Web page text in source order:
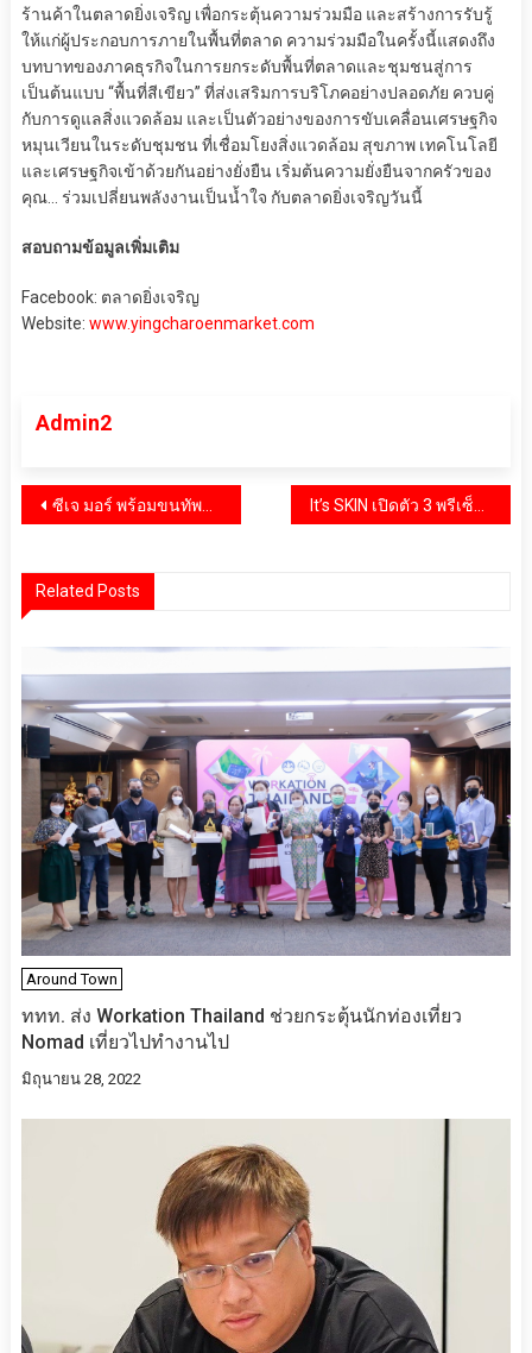
ร้านค้าในตลาดยิ่งเจริญ เพื่อกระตุ้นความร่วมมือ และสร้างการรับรู้
ให้แก่ผู้ประกอบการภายในพื้นที่ตลาด ความร่วมมือในครั้งนี้แสดงถึง
บทบาทของภาคธุรกิจในการยกระดับพื้นที่ตลาดและชุมชนสู่การ
เป็นต้นแบบ “พื้นที่สีเขียว” ที่ส่งเสริมการบริโภคอย่างปลอดภัย ควบคู่
กับการดูแลสิ่งแวดล้อม และเป็นตัวอย่างของการขับเคลื่อนเศรษฐกิจ
หมุนเวียนในระดับชุมชน ที่เชื่อมโยงสิ่งแวดล้อม สุขภาพ เทคโนโลยี
และเศรษฐกิจเข้าด้วยกันอย่างยั่งยืน เริ่มต้นความยั่งยืนจากครัวของ
คุณ… ร่วมเปลี่ยนพลังงานเป็นน้ำใจ กับตลาดยิ่งเจริญวันนี้
สอบถามข้อมูลเพิ่มเติม
Facebook: ตลาดยิ่งเจริญ
Website: www.yingcharoenmarket.com
Admin2
แนะแนว
ซีเจ มอร์ พร้อมขนทัพศิลปิน นำโดย ก้อง-ห้วยไร่ และ ไผ่-พงศธร บุกเสิร์ฟความครบ ถูก คุ้ม ถึงชลบุรี กับงาน “ซีเจ มอร์ ครบ ถูก คุ้ม ฉลอง 20 ปี ซูเปอร์แฟร์”
Related Posts
Around Town
ททท. ส่ง Workation Thailand ช่วยกระตุ้นนักท่องเที่ยว
Nomad เที่ยวไปทำงานไป
มิถุนายน 28, 2022